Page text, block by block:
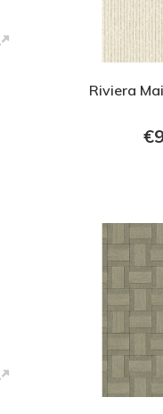
Riviera